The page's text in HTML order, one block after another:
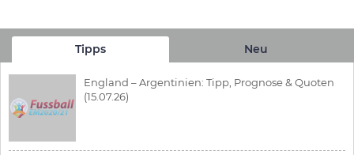
Tipps Neu
England – Argentinien: Tipp, Prognose & Quoten
(15.07.26)